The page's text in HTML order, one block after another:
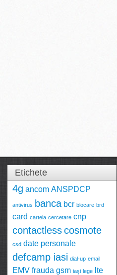
Etichete
4g ancom ANSPDCP
antivirus banca bcr blocare brd
card cartela cercetare cnp
contactlesscosmote
csd date personale
defcamp iasi dial-up email
EMV frauda gsm iaşi lege lte